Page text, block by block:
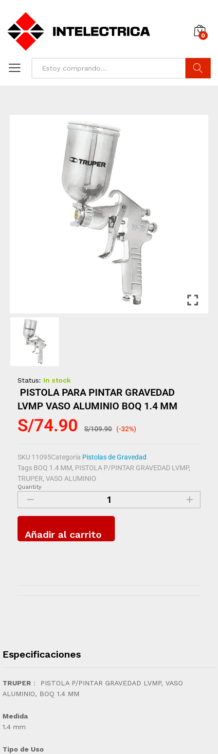
0
Status: In stock
PISTOLA PARA PINTAR GRAVEDAD
LVMP VASO ALUMINIO BOQ 1.4 MM
S/74.90 S/109.90 (-32%)
SKU 11095Categoría Pistolas de Gravedad
Tags BOQ 1.4 MM, PISTOLA P/PINTAR GRAVEDAD LVMP,
TRUPER,VASO ALUMINIO
Quantity
Añadir al carrito
Especificaciones
TRUPER :
PISTOLA P/PINTAR GRAVEDAD LVMP, VASO
ALUMINIO, BOQ 1.4 MM
Medida
1.4 mm
Tipo de Uso